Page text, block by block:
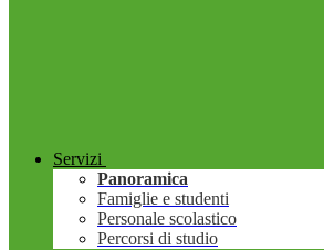
Servizi
Panoramica
Famiglie e studenti
Personale scolastico
Percorsi di studio